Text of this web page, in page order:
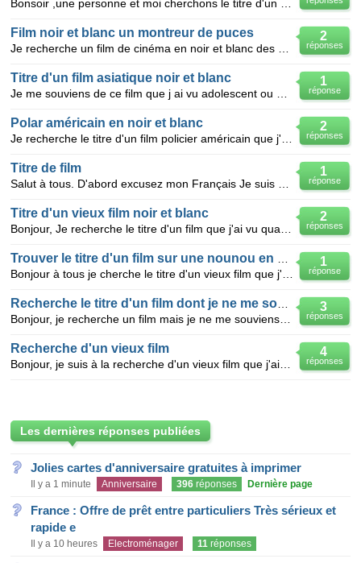
2
réponses
Film noir et blanc un montreur de puces
1
réponse
Titre d'un film asiatique noir et blanc
2
réponses
Polar américain en noir et blanc
1
réponse
Titre de film
2
réponses
Titre d'un vieux film noir et blanc
1
réponse
3
réponses
4
réponses
Recherche d'un vieux film
Les dernières réponses publiées
Jolies cartes d'anniversaire gratuites à imprimer
Il y a 1 minute Anniversaire 396 réponses Dernière page
France : Offre de prêt entre particuliers Très sérieux et
rapide e
Il y a 10 heures Electroménager 11 réponses